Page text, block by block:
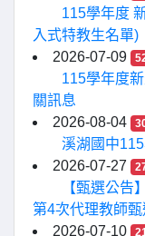
115學年度
入式特教生名單)
2026-07-09
115學年度
關訊息
2026-08-04
溪湖國中
2026-07-27
【甄選公告
第4次代理教師甄
2026-07-10